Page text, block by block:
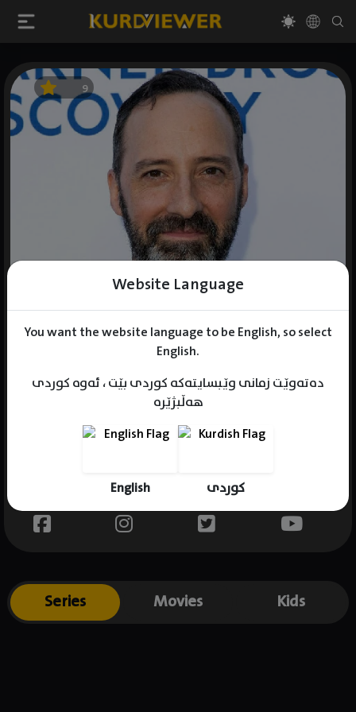
Website Language
You want the website language to be English, so select
English.
دەتەوێت زمانی وێبسایتەکە کوردی بێت ، ئەوە کوردی
هەڵبژێرە
English کوردی
9
Gender : male
Place of birth : USA
Series Movies Kids